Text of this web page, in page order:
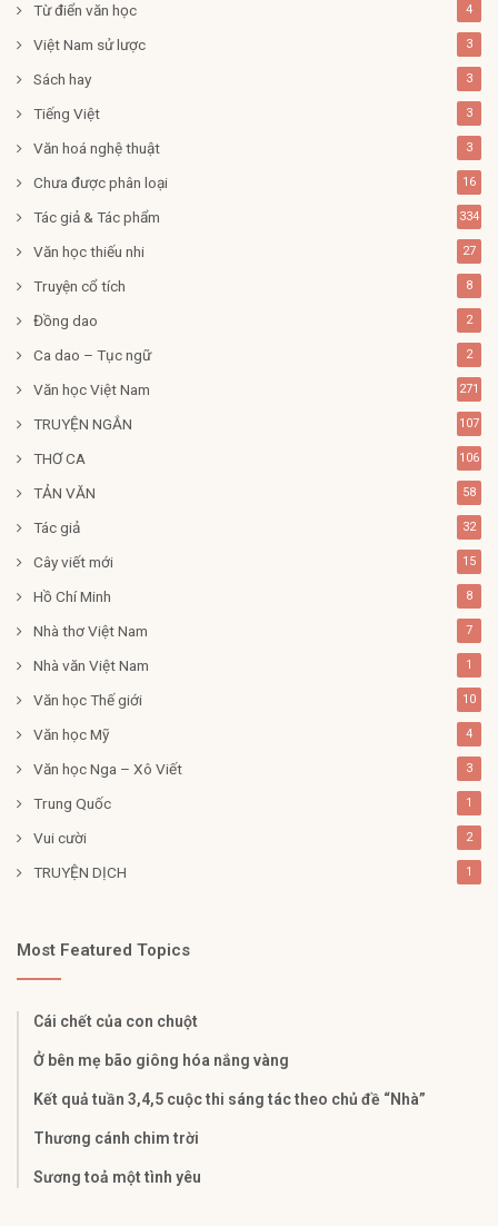
Từ điển văn học 4
Việt Nam sử lược 3
Sách hay 3
Tiếng Việt 3
Văn hoá nghệ thuật 3
Chưa được phân loại 16
Tác giả & Tác phẩm 334
Văn học thiếu nhi 27
Truyện cổ tích 8
Đồng dao 2
Ca dao – Tục ngữ 2
Văn học Việt Nam 271
TRUYỆN NGẮN 107
THƠ CA 106
TẢN VĂN 58
Tác giả 32
Cây viết mới 15
Hồ Chí Minh 8
Nhà thơ Việt Nam 7
Nhà văn Việt Nam 1
Văn học Thế giới 10
Văn học Mỹ 4
Văn học Nga – Xô Viết 3
Trung Quốc 1
Vui cười 2
TRUYỆN DỊCH 1
Most Featured Topics
Cái chết của con chuột
Ở bên mẹ bão giông hóa nắng vàng
Kết quả tuần 3,4,5 cuộc thi sáng tác theo chủ đề “Nhà”
Thương cánh chim trời
Sương toả một tình yêu